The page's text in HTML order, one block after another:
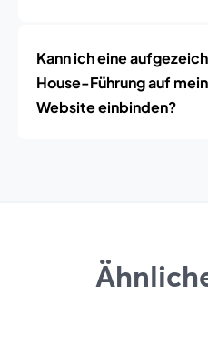
Kann ich eine
House-Führung auf
Website einbinden?